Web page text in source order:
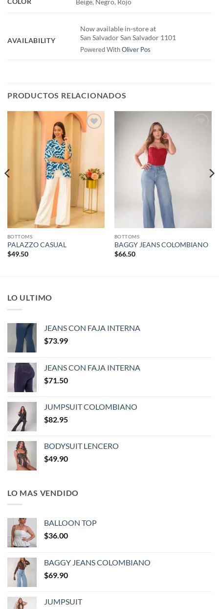
AVAILABILITY
Now available in-store at
San Salvador San Salvador 1101
Powered WithOliver Pos
PRODUCTOS RELACIONADOS
BOTTOMS
PALAZZO CASUAL
$49.50
BOTTOMS
BAGGY JEANS COLOMBIANO
$66.50
LO ULTIMO
JEANS CON FAJA INTERNA
$73.99
JEANS CON FAJA INTERNA
$71.50
JUMPSUIT COLOMBIANO
$82.95
BODYSUIT LENCERO
$49.90
LO MAS VENDIDO
BALLOON TOP
$36.00
BAGGY JEANS COLOMBIANO
$69.90
JUMPSUIT